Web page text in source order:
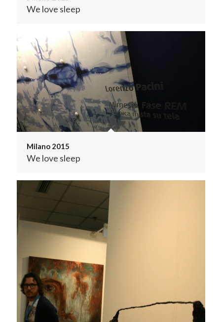
We love sleep
Milano 2015
We love sleep